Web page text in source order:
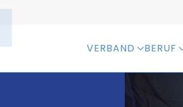
VERBAND BERUF